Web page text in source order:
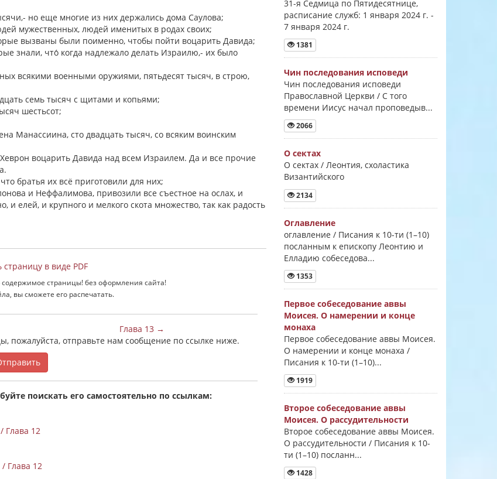
но еще многие из них держались дома Саулова;
мужественных, людей именитых в родах своих;
вызваны были поименно, чтобы пойти воцарить Давида;
знали, что́ когда надлежало делать Израилю,- их было
всякими военными оружиями, пятьдесят тысяч, в строю,
семь тысяч с щитами и копьями;
шестьсот;
Манассиина, сто двадцать тысяч, со всяким воинским
воцарить Давида над всем Израилем. Да и все прочие
братья их всё приготовили для них;
и Неффалимова, привозили все съестное на ослах, и
елей, и крупного и мелкого скота множество, так как радость
страницу в виде PDF
содержимое страницы! без оформления сайта!
вы сможете его распечатать.
Глава 13 →
пожалуйста, отправьте нам сообщение по ссылке ниже.
поискать его самостоятельно по ссылкам:
Глава 12
Глава 12
31-я Седмица по Пятидесятнице,
расписание служб: 1 января 2024 г. -
7 января 2024 г.
1381
Чин последования исповеди
Чин последования исповеди
Православной Церкви / С того
времени Иисус начал проповедыв...
2066
О сектах
О сектах / Леонтия, схоластика
Византийского
2134
Оглавление
оглавление / Писания к 10-ти (1–10)
посланным к епископу Леонтию и
Елладию собеседова...
1353
Первое собеседование аввы
Моисея. О намерении и конце
монаха
Первое собеседование аввы Моисея.
О намерении и конце монаха /
Писания к 10-ти (1–10)...
1919
Второе собеседование аввы
Моисея. О рассудительности
Второе собеседование аввы Моисея.
О рассудительности / Писания к 10-
ти (1–10) посланн...
1428